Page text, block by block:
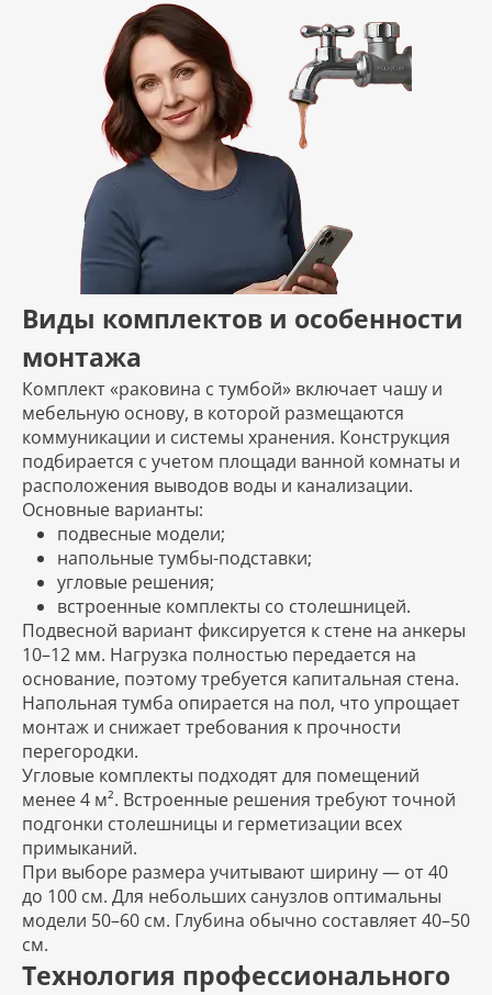
Виды комплектов и особенности
монтажа
Комплект «раковина с тумбой» включает чашу и
мебельную основу, в которой размещаются
коммуникации и системы хранения. Конструкция
подбирается с учетом площади ванной комнаты и
расположения выводов воды и канализации.
Основные варианты:
подвесные модели;
напольные тумбы-подставки;
угловые решения;
встроенные комплекты со столешницей.
Подвесной вариант фиксируется к стене на анкеры
10–12 мм. Нагрузка полностью передается на
основание, поэтому требуется капитальная стена.
Напольная тумба опирается на пол, что упрощает
монтаж и снижает требования к прочности
перегородки.
Угловые комплекты подходят для помещений
менее 4 м². Встроенные решения требуют точной
подгонки столешницы и герметизации всех
примыканий.
При выборе размера учитывают ширину — от 40
до 100 см. Для небольших санузлов оптимальны
модели 50–60 см. Глубина обычно составляет 40–50
см.
Технология профессионального